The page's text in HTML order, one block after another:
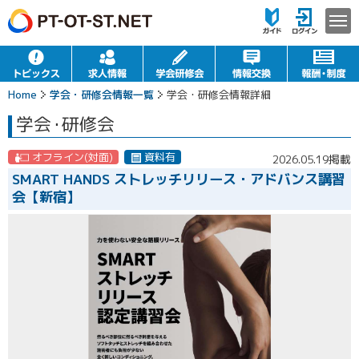
Home 学会・研修会情報一覧 学会・研修会情報詳細
学会・研修会
オフライン(対面) 資料有 2026.05.19掲載
SMART HANDS ストレッチリリース・アドバンス講習
会【新宿】